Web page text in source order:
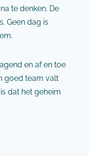
te denken. De
Geen dag is
en af en toe
goed team valt
dat het geheim